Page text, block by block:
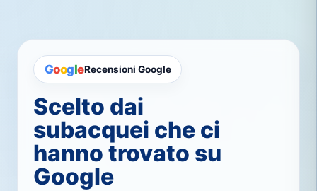
GoogleRecensioni Google
Scelto dai
subacquei che ci
hanno trovato su
Google